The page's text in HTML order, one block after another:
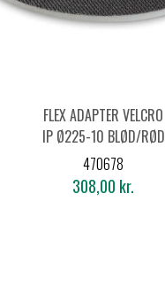
FLEX ADAPTER VELCRO
IP Ø225-10 BLØD/RØD
(2 STK.)
470678
308,00 kr.